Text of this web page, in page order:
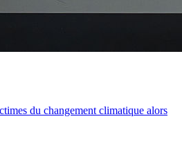
du changement climatique alors